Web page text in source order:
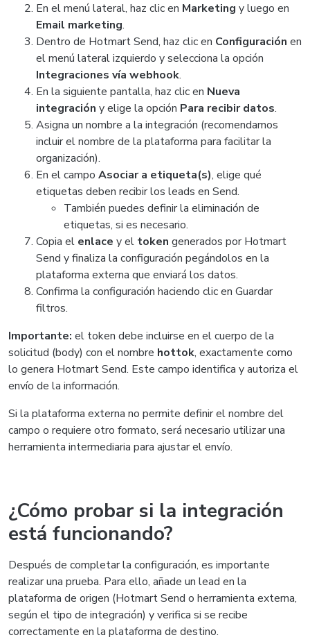
En el menú lateral, haz clic en Marketing y luego en
Email marketing.
Dentro de Hotmart Send, haz clic en Configuración en
el menú lateral izquierdo y selecciona la opción
Integraciones vía webhook.
En la siguiente pantalla, haz clic en Nueva
integración y elige la opción Para recibir datos.
Asigna un nombre a la integración (recomendamos
incluir el nombre de la plataforma para facilitar la
organización).
En el campo Asociar a etiqueta(s), elige qué
etiquetas deben recibir los leads en Send.
También puedes definir la eliminación de
etiquetas, si es necesario.
Copia el enlace y el token generados por Hotmart
Send y finaliza la configuración pegándolos en la
plataforma externa que enviará los datos.
Confirma la configuración haciendo clic en Guardar
filtros.
Importante: el token debe incluirse en el cuerpo de la
solicitud (body) con el nombre hottok, exactamente como
lo genera Hotmart Send. Este campo identifica y autoriza el
envío de la información.
Si la plataforma externa no permite definir el nombre del
campo o requiere otro formato, será necesario utilizar una
herramienta intermediaria para ajustar el envío.
¿Cómo probar si la integración
está funcionando?
Después de completar la configuración, es importante
realizar una prueba. Para ello, añade un lead en la
plataforma de origen (Hotmart Send o herramienta externa,
según el tipo de integración) y verifica si se recibe
correctamente en la plataforma de destino.